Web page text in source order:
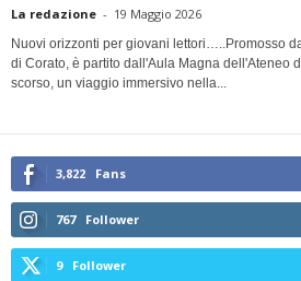
La redazione - 19 Maggio 2026
Nuovi orizzonti per giovani lettori…..Promosso
di Corato, è partito dall'Aula Magna dell'Ateneo
scorso, un viaggio immersivo nella...
3,822 Fans
767 Follower
9 Follower